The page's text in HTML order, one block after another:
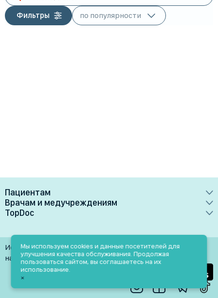
Фильтры
Пациентам
Врачи
Клиники
Лаборатории
Услуги
Блог
Акции и скидки
Врачам и медучреждениям
Преимущества
Медучреждениям
Врачам
TopDoc
Контакты
Помощь
Использование материалов разрешено только при
наличии активной ссылки на источник
Мы используем cookies и данные посетителей для
улучшения качества обслуживания. Продолжая
пользоваться сайтом, вы соглашаетесь на их
использование.
×